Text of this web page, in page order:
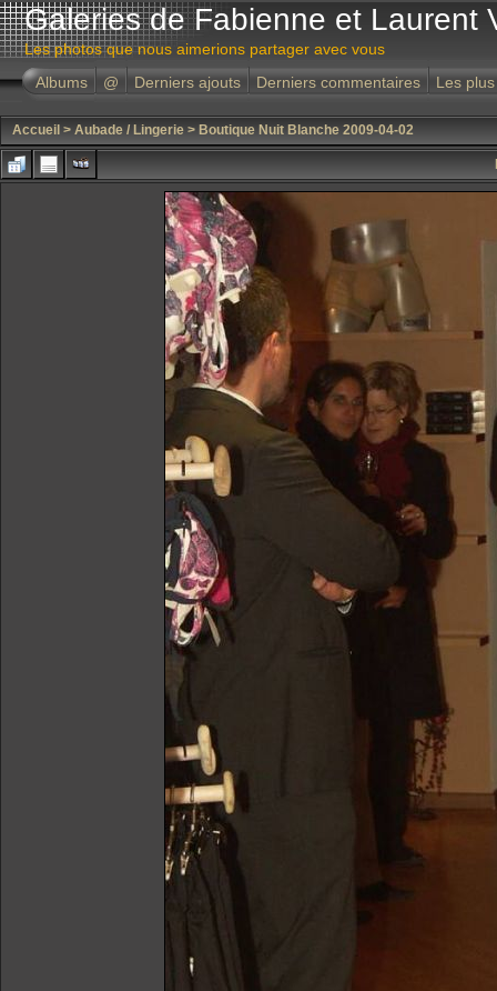
Galeries de Fabienne et Laurent
Les photos que nous aimerions partager avec vous
Albums
@ Derniers ajouts Derniers commentaires Les
Accueil > Aubade / Lingerie > Boutique Nuit Blanche 2009-04-02